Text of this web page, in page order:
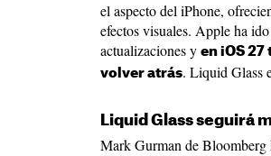
el aspecto del iPhone,
efectos visuales. Apple ha
actualizaciones y en iOS
volver atrás. Liquid Glass
Liquid Glass seguirá
Mark Gurman de Bloomberg